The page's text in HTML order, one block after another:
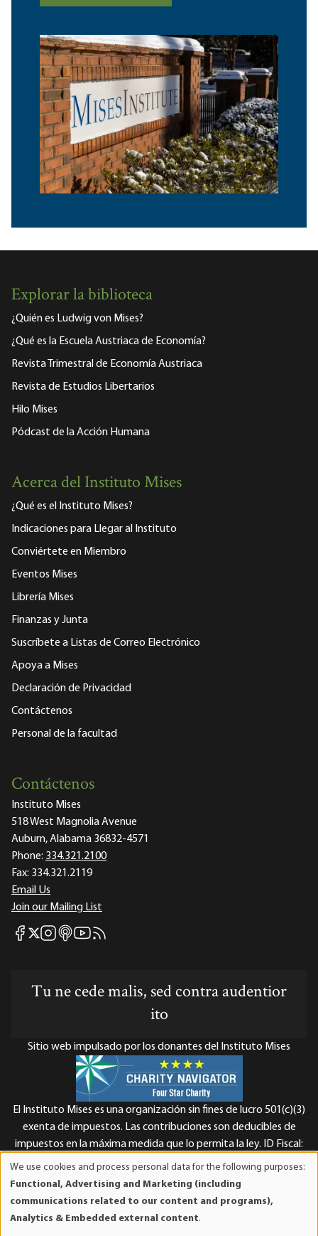
Explorar la biblioteca
¿Quién es Ludwig von Mises?
¿Qué es la Escuela Austriaca de Economía?
Revista Trimestral de Economía Austriaca
Revista de Estudios Libertarios
Hilo Mises
Pódcast de la Acción Humana
Acerca del Instituto Mises
¿Qué es el Instituto Mises?
Indicaciones para Llegar al Instituto
Conviértete en Miembro
Eventos Mises
Librería Mises
Finanzas y Junta
Suscríbete a Listas de Correo Electrónico
Apoya a Mises
Declaración de Privacidad
Contáctenos
Personal de la facultad
Contáctenos
Instituto Mises
518 West Magnolia Avenue
Auburn, Alabama 36832-4571
Phone: 334.321.2100
Fax: 334.321.2119
Email Us
Join our Mailing List
Mises Facebook
Mises X
Mises Instagram
Mises itunes
Mises Youtube
Mises RSS feed
Tu ne cede malis, sed contra audentior
ito
Sitio web impulsado por los donantes del Instituto Mises
El Instituto Mises es una organización sin fines de lucro 501(c)(3)
exenta de impuestos. Las contribuciones son deducibles de
impuestos en la máxima medida que lo permita la ley. ID Fiscal:
52-1263436.
We use cookies and process personal data for the following purposes:
Functional, Advertising and Marketing (including
communications related to our content and programs),
Analytics & Embedded external content.